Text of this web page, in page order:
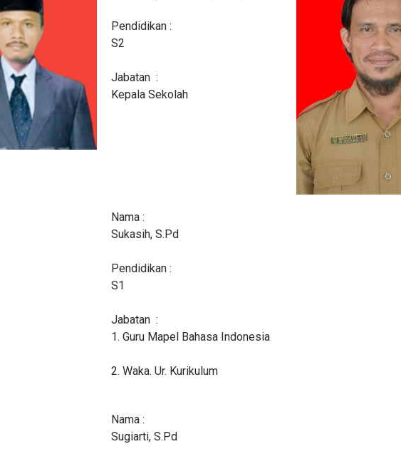
Pendidikan :
S2
Jabatan :
Kepala Sekolah
Nama :
Sukasih, S.Pd
Pendidikan :
S1
Jabatan :
1. Guru Mapel Bahasa Indonesia
2. Waka. Ur. Kurikulum
Nama :
Sugiarti, S.Pd